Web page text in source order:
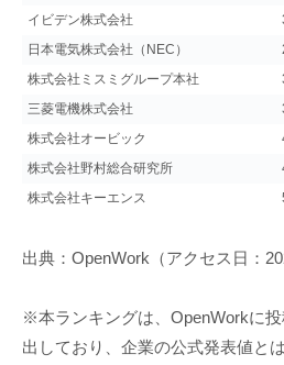
イビデン株式会社
日本電気株式会社（NEC）
株式会社ミスミグループ本社
三菱電機株式会社
株式会社オービック
株式会社野村総合研究所
株式会社キーエンス
出典：OpenWork（アクセス日：
※本ランキングは、OpenWorkに
出しており、企業の公式発表値と